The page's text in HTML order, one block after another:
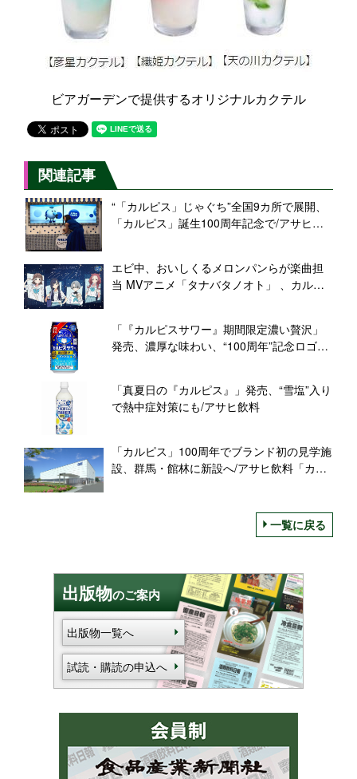
ビアガーデンで提供するオリジナルカクテル
関連記事
“「カルピス」じゃぐち”全国9カ所で展開、
「カルピス」誕生100周年記念で/アサヒ飲
エビ中、おいしくるメロンパンらが楽曲担
当 MVアニメ「タナバタノオト」 、カルピ
「『カルピスサワー』期間限定濃い贅沢」
発売、濃厚な味わい、“100周年”記念ロゴ入
「真夏日の『カルピス』」発売、“雪塩”入り
で熱中症対策にも/アサヒ飲料
「カルピス」100周年でブランド初の見学施
設、群馬・館林に新設へ/アサヒ飲料「カル
一覧に戻る
出版物のご案内
出版物一覧へ
試読・購読の申込へ